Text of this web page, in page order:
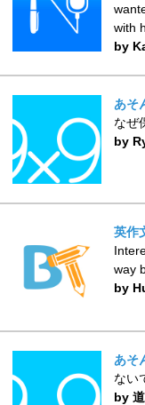
with
by
あそ
なぜ
by
英作
way
by
あそ
ない
by